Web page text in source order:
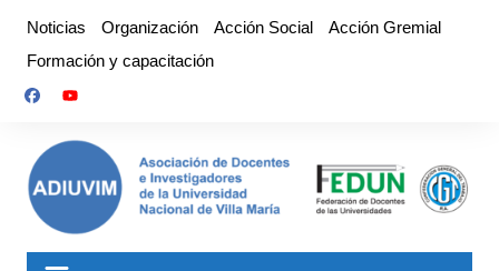
contenido
Noticias Organización Acción Social
Acción Gremial
Formación y capacitación